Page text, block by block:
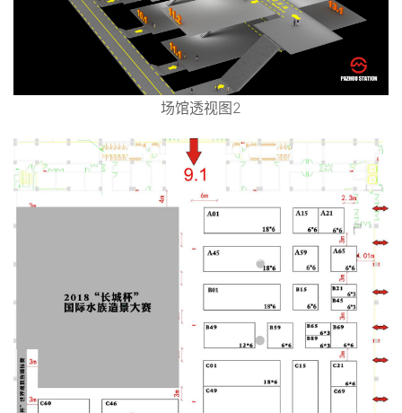
场馆透视图2